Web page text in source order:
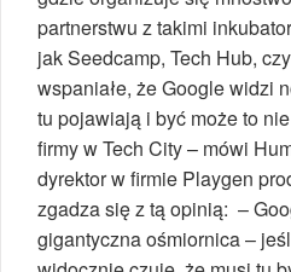
partnerstwu z takimi
jak Seedcamp, Tech Hub,
wspaniałe, że Google widzi
tu pojawiają i być może to
firmy w Tech City – mówi
dyrektor w firmie Playgen
zgadza się z tą opinią: –
gigantyczna ośmiornica –